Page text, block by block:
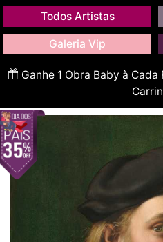
Todos Artistas
Galeria Vip
Ganhe 1 Obra Baby à